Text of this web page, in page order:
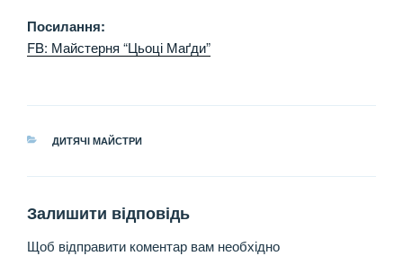
Посилання:
FB: Майстерня “Цьоці Маґди”
КАТЕГОРІЇ
ДИТЯЧІ МАЙСТРИ
Залишити відповідь
Щоб відправити коментар вам необхідно